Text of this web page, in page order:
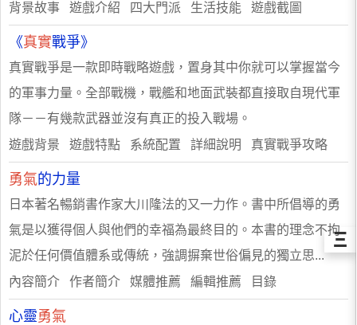
背景故事 遊戲介紹 四大門派 生活技能 遊戲截圖
《真實戰爭》
真實戰爭是一款即時戰略遊戲，置身其中你就可以掌握當今
的軍事力量。全部戰機，戰艦和地面武裝都直接取自現代軍
隊－－有幾款武器並沒有真正的投入戰場。
遊戲背景 遊戲特點 系統配置 詳細說明 真實戰爭攻略
勇氣的力量
日本著名暢銷書作家大川隆法的又一力作。書中所倡導的勇
氣是以獲得個人與他們的幸福為最終目的。本書的理念不拘
泥於任何價值體系或傳統，強調摒棄世俗偏見的獨立思...
內容簡介 作者簡介 媒體推薦 編輯推薦 目錄
心靈勇氣
Ξ